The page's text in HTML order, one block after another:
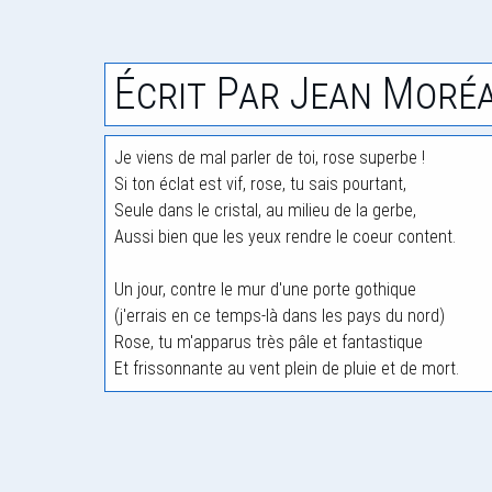
Écrit Par Jean
Je viens de mal parler de toi, rose superbe !
Si ton éclat est vif, rose, tu sais pourtant,
Seule dans le cristal, au milieu de la gerbe,
Aussi bien que les yeux rendre le coeur content.
Un jour, contre le mur d'une porte gothique
(j'errais en ce temps-là dans les pays du nord)
Rose, tu m'apparus très pâle et fantastique
Et frissonnante au vent plein de pluie et de mort.